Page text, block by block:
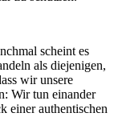
scheint es
als diejenigen,
wir unsere
Wir tun einander
einer authentischen